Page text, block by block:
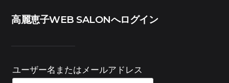
高麗恵子WEB SALONへログイン
ユーザー名またはメールアドレス